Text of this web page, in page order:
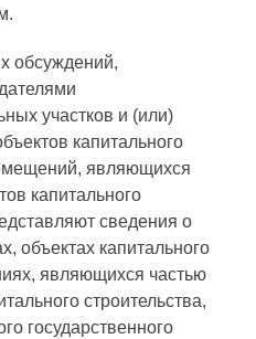
обсуждений,
участков и (или)
капитального
являющихся
капитального
сведения о
объектах капитального
являющихся частью
строительства,
государственного